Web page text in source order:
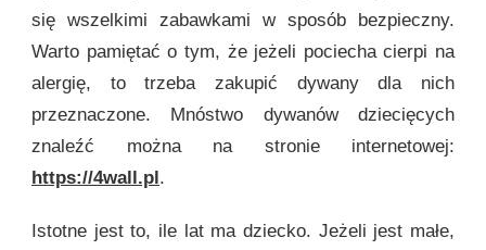
się wszelkimi zabawkami w sposób bezpieczny.
Warto pamiętać o tym, że jeżeli pociecha cierpi na
alergię, to trzeba zakupić dywany dla nich
przeznaczone. Mnóstwo dywanów dziecięcych
znaleźć można na stronie internetowej:
https://4wall.pl.
Istotne jest to, ile lat ma dziecko. Jeżeli jest małe,